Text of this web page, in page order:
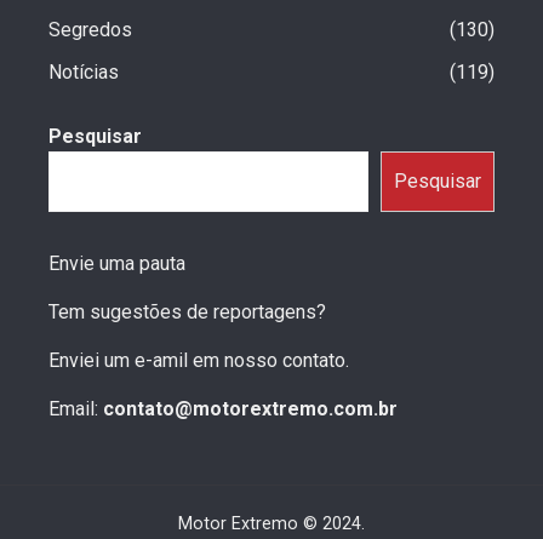
Segredos
130
Notícias
119
Pesquisar
Pesquisar
Envie uma pauta
Tem sugestões de reportagens?
Enviei um e-amil em nosso contato.
Email: contato@motorextremo.com.br
Motor Extremo © 2024.